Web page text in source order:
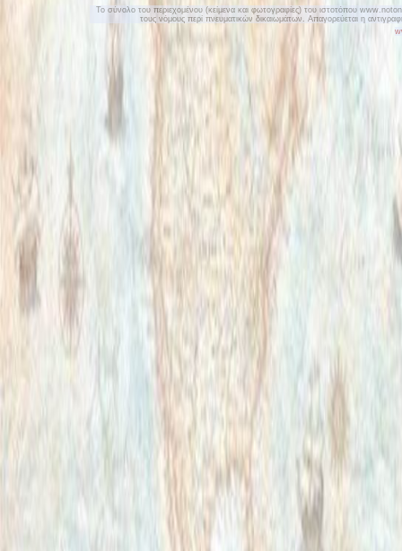
Το σύνολο του περιεχομένου (κείμενα και φωτογραφίες) του ιστοτόπου
τους νόμους περί πνευματικών δικαιωμάτων. Απαγορεύεται η